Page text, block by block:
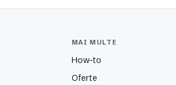
MAI MULTE
How-to
Oferte